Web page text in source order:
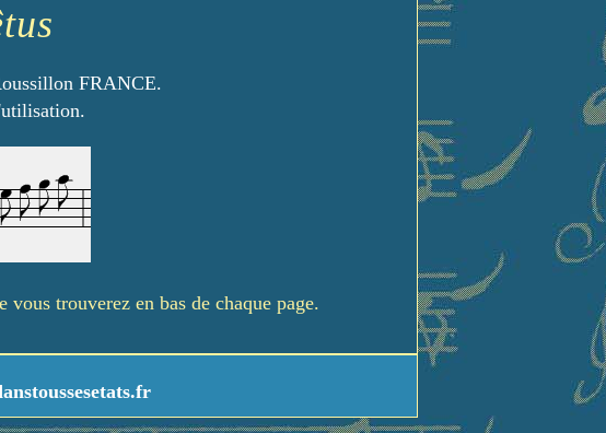
FRANCE.
trouverez en bas de chaque page.